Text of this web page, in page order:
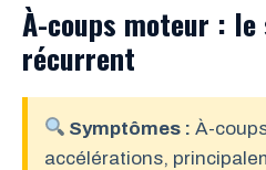
À-coups moteur :
récurrent
Symptômes : À-
accélérations,